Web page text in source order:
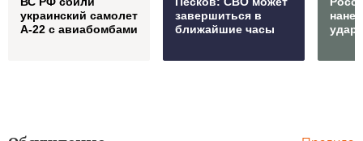
украинский самолет
А-22 с авиабомбами
завершиться в
ближайшие часы
удар